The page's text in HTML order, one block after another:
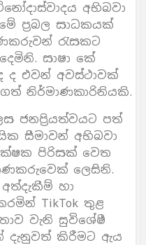
අභිබවා
ප්‍රබල සාධකයක්
රැසකට
සාෂා කේ
ද එවන් අවස්ථාවක්
නිර්මාණකාරිනියකි.
ජනප්‍රියත්වයට පත්
සීමාවන් අභිබවා
පිරිසක් වෙත
ලෙසිනි.
හා
TikTok තුළ
වැනි සුවිශේෂී
දැනුවත් කිරීමට ඇය